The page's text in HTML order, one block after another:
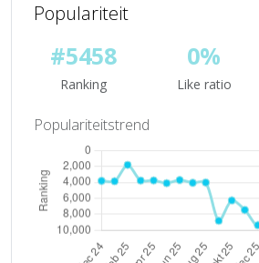
Populariteit
#5458
Ranking
0%
Like ratio
Populariteitstrend